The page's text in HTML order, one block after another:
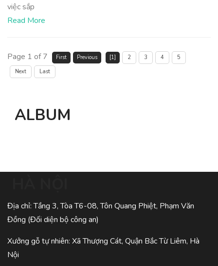
việc sắp
Read More
Page 1 of 7 First Previous [1] 2 3 4
5
Next
Last
ALBUM
Địa chỉ: Tầng 3, Tòa T6-08, Tôn Quang Phiệt, Phạm Văn
Đồng (Đối diện bộ công an)
Xưởng gỗ tự nhiên: Xã Thượng Cát, Quận Bắc Từ Liêm, Hà
Nội